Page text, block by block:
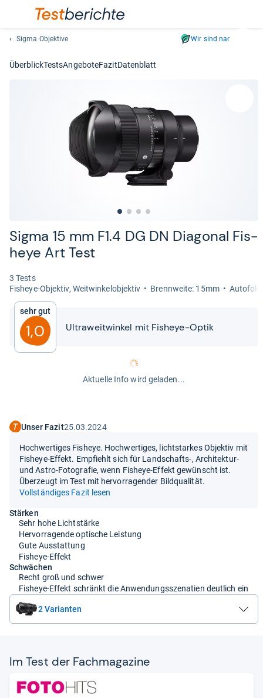
den
Sigma Objektive Wir sind nachhaltig
ÜberblickTestsAngeboteFazitDatenblatt
Sigma 15 mm F1.4 DG DN Dia­go­nal Fis­
heye Art Test
3 Tests
Fis­heye-​Objek­tiv, Weit­win­kel­ob­jek­tiv
Brenn­weite: 15mm
Sehr gut
1,0 Ultra­weit­win­kel mit Fis­heye-​​Optik
Aktuelle Info wird geladen...
Unser Fazit25.03.2024
Hochwertiges Fisheye. Hochwertiges, lichtstarkes Objektiv mit
Fisheye-Effekt. Empfiehlt sich für Landschafts-, Architektur-
und Astro-Fotografie, wenn Fisheye-Effekt gewünscht ist.
Überzeugt im Test mit hervorragender Bildqualität.
Vollständiges Fazit lesen
Stärken
Sehr hohe Lichtstärke
Hervorragende optische Leistung
Gute Ausstattung
Fisheye-Effekt
Schwächen
Recht groß und schwer
Fisheye-Effekt schränkt die Anwendungsszenatien deutlich ein
2 Varianten
Im Test der Fach­ma­ga­zine